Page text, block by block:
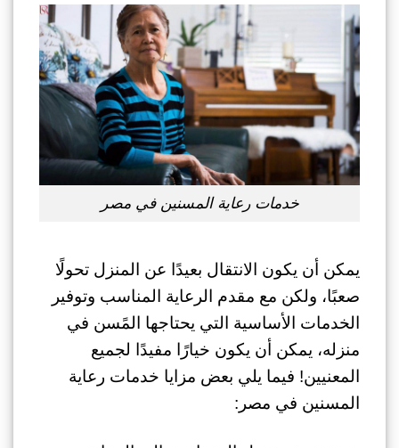
خدمات رعاية المسنين في مصر
يمكن أن يكون الانتقال بعيدًا عن المنزل تحولًا
صعبًا، ولكن مع مقدم الرعاية المناسب وتوفير
الخدمات الأساسية التي يحتاجها المًسن في
منزله، يمكن أن يكون خيارًا مفيدًا لجميع
المعنيين! فيما يلي بعض مزايا خدمات رعاية
المسنين في مصر: